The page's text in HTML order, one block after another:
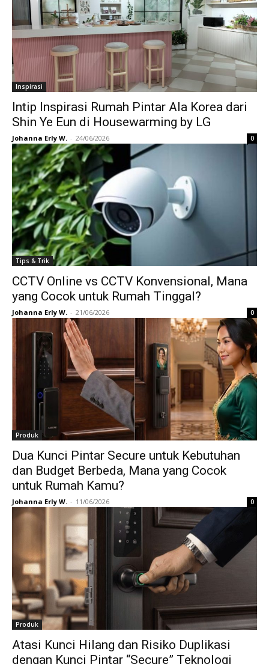
Inspirasi
Intip Inspirasi Rumah Pintar Ala Korea dari
Shin Ye Eun di Housewarming by LG
Johanna Erly W. - 24/06/2026 0
Tips & Trik
CCTV Online vs CCTV Konvensional, Mana
yang Cocok untuk Rumah Tinggal?
Johanna Erly W. - 21/06/2026 0
Produk
Dua Kunci Pintar Secure untuk Kebutuhan
dan Budget Berbeda, Mana yang Cocok
untuk Rumah Kamu?
Johanna Erly W. - 11/06/2026 0
Produk
Atasi Kunci Hilang dan Risiko Duplikasi
dengan Kunci Pintar “Secure” Teknologi